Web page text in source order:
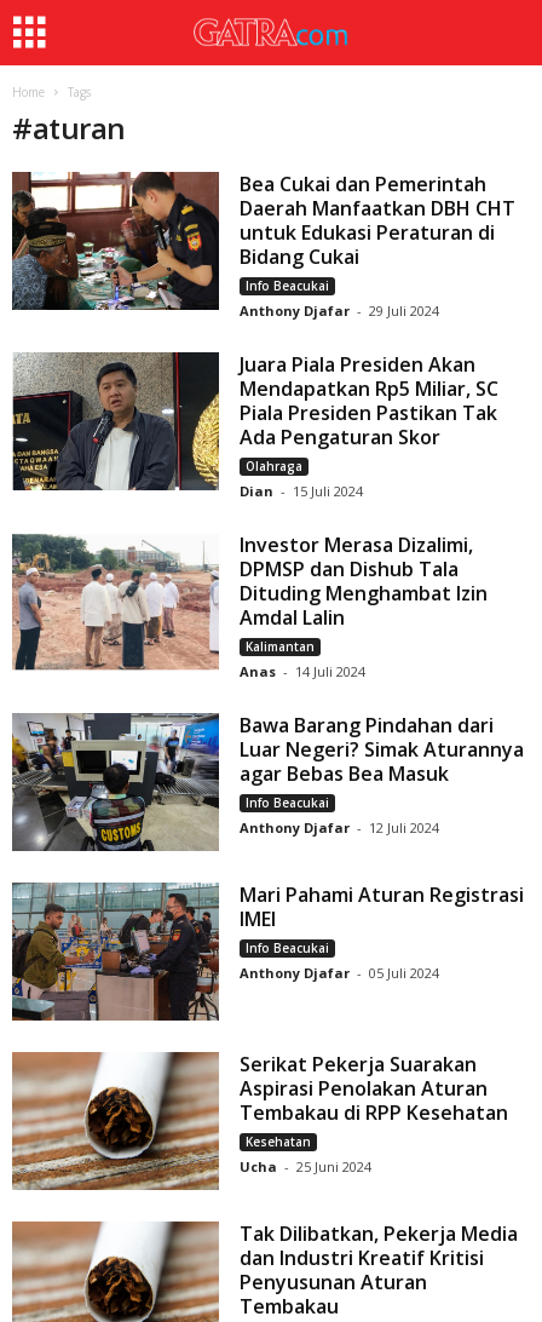
Home Tags
#aturan
Bea Cukai dan Pemerintah
Daerah Manfaatkan DBH CHT
untuk Edukasi Peraturan di
Bidang Cukai
Info Beacukai
Anthony Djafar - 29 Juli 2024
Juara Piala Presiden Akan
Mendapatkan Rp5 Miliar, SC
Piala Presiden Pastikan Tak
Ada Pengaturan Skor
Olahraga
Dian - 15 Juli 2024
Investor Merasa Dizalimi,
DPMSP dan Dishub Tala
Dituding Menghambat Izin
Amdal Lalin
Kalimantan
Anas - 14 Juli 2024
Bawa Barang Pindahan dari
Luar Negeri? Simak Aturannya
agar Bebas Bea Masuk
Info Beacukai
Anthony Djafar - 12 Juli 2024
Mari Pahami Aturan Registrasi
IMEI
Info Beacukai
Anthony Djafar - 05 Juli 2024
Serikat Pekerja Suarakan
Aspirasi Penolakan Aturan
Tembakau di RPP Kesehatan
Kesehatan
Ucha - 25 Juni 2024
Tak Dilibatkan, Pekerja Media
dan Industri Kreatif Kritisi
Penyusunan Aturan
Tembakau